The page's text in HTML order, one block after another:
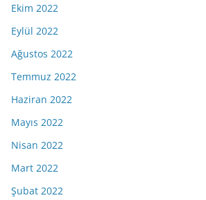
Ekim 2022
Eylül 2022
Ağustos 2022
Temmuz 2022
Haziran 2022
Mayıs 2022
Nisan 2022
Mart 2022
Şubat 2022